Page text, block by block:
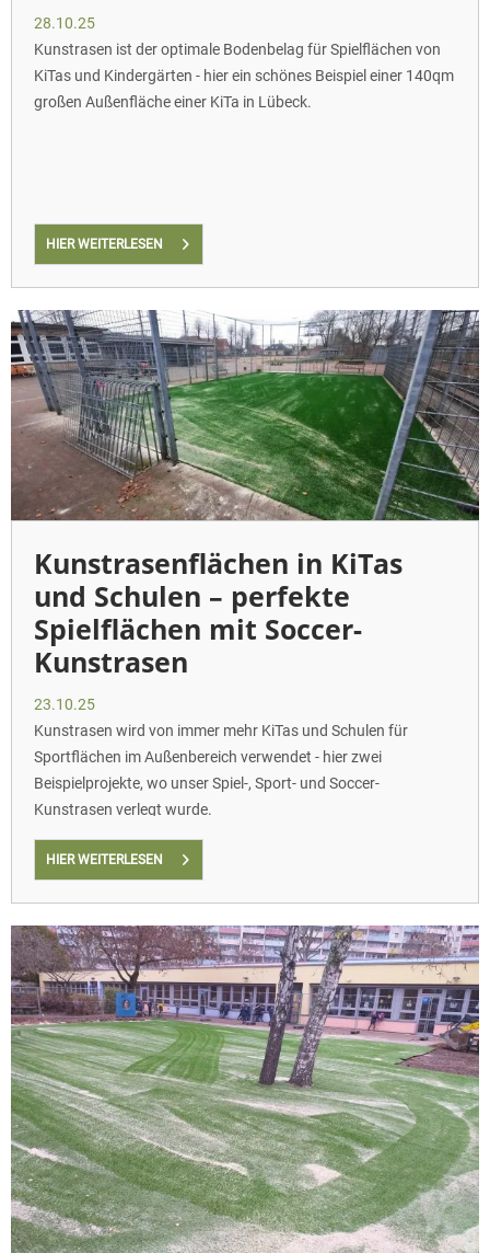
28.10.25
Kunstrasen ist der optimale Bodenbelag für Spielflächen von
KiTas und Kindergärten - hier ein schönes Beispiel einer 140qm
großen Außenfläche einer KiTa in Lübeck.
HIER WEITERLESEN
Kunstrasenflächen in KiTas
und Schulen – perfekte
Spielflächen mit Soccer-
Kunstrasen
23.10.25
Kunstrasen wird von immer mehr KiTas und Schulen für
Sportflächen im Außenbereich verwendet - hier zwei
Beispielprojekte, wo unser Spiel-, Sport- und Soccer-
Kunstrasen verlegt wurde.
HIER WEITERLESEN